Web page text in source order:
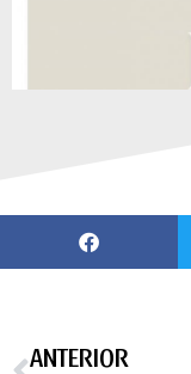
ANTERIOR